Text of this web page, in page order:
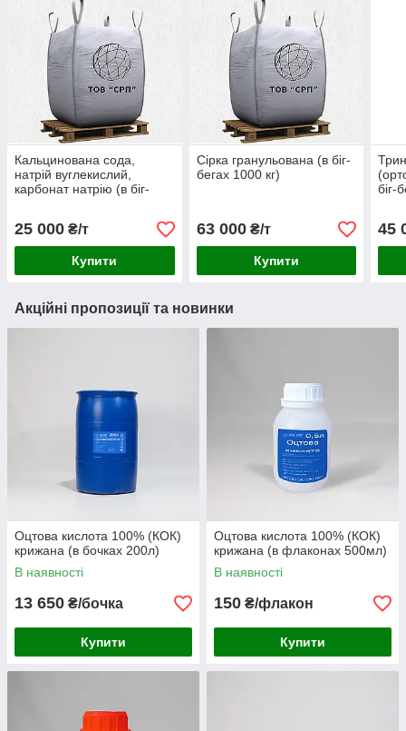
Кальцинована сода,
натрій вуглекислий,
карбонат натрію (в біг-
25 000 ₴/т
Купити
Сірка гранульована (в біг-
бегах 1000 кг)
63 000₴/т
Купити
біг-
45
Акційні пропозиції та новинки
Оцтова кислота 100% (КОК)
крижана (в бочках 200л)
В наявності
13 650 ₴/бочка
Купити
Оцтова кислота 100% (КОК)
крижана (в флаконах 500мл)
В наявності
150 ₴/флакон
Купити